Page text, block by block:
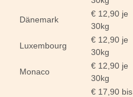
Dänemark
€ 12,90 je
30kg
Luxembourg
€ 12,90 je
30kg
Monaco
€ 12,90 je
30kg
€ 17,90 bis